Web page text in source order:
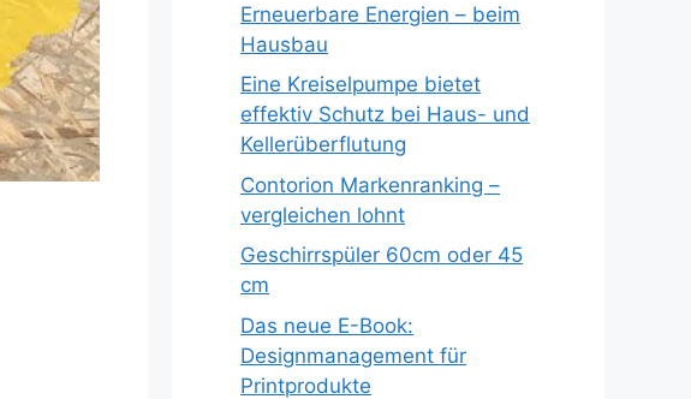
Erneuerbare Energien – beim
Hausbau
Eine Kreiselpumpe bietet
effektiv Schutz bei Haus- und
Kellerüberflutung
Contorion Markenranking –
vergleichen lohnt
Geschirrspüler 60cm oder 45
cm
Das neue E-Book:
Designmanagement für
Printprodukte